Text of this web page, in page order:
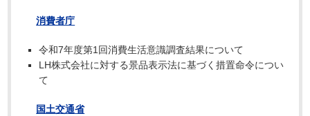
消費者庁
令和7年度第1回消費生活意識調査結果について
LH株式会社に対する景品表示法に基づく措置命令につい
て
国土交通省